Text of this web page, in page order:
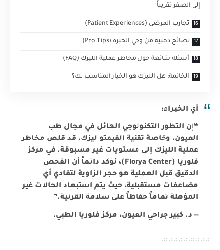
إلى الصفر تقريباً
تجارب المرضى (Patient Experiences)
نصائح ذهبية من وحي الخبرة (Pro Tips)
أسئلة شائعة حول مخاطر عملية الليزك (FAQ)
الخاتمة: هل الليزك هو الخيار المناسب لك؟
أي الخبراء:
“إن التطور التكنولوجي الهائل في مجال طب
العيون، وخاصة تقنية الفيمتو ليزك، قد قلص مخاطر
عملية الليزك إلى مستويات غير مسبوقة. في مركز
فلوريا (Florya Center)، نؤكد دائماً أن الفحص
الدقيق قبل العملية هو حجر الزاوية لتفادي أي
مضاعفات مستقبلية، حيث يتم استبعاد الحالات غير
المؤهلة تماماً حفاظاً على سلامة القرنية.”
— د. كبير جراحي العيون، مركز فلوريا الطبي.